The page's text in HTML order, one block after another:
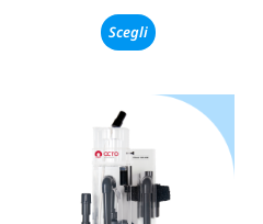
Scegli